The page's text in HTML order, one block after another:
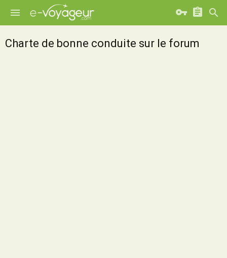
Charte de bonne conduite sur le forum